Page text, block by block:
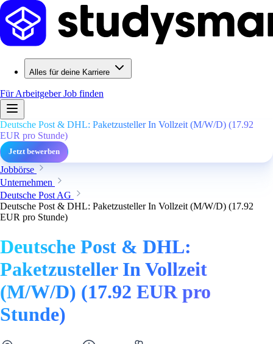
Alles für deine Karriere
Für ArbeitgeberJob finden
Deutsche Post & DHL: Paketzusteller In Vollzeit (M/W/D) (17.92
EUR pro Stunde)
Jetzt bewerben
Jobbörse
Unternehmen
Deutsche Post AG
Deutsche Post & DHL: Paketzusteller In Vollzeit (M/W/D) (17.92
EUR pro Stunde)
Deutsche Post & DHL:
Paketzusteller In Vollzeit
(M/W/D) (17.92 EUR pro
Stunde)